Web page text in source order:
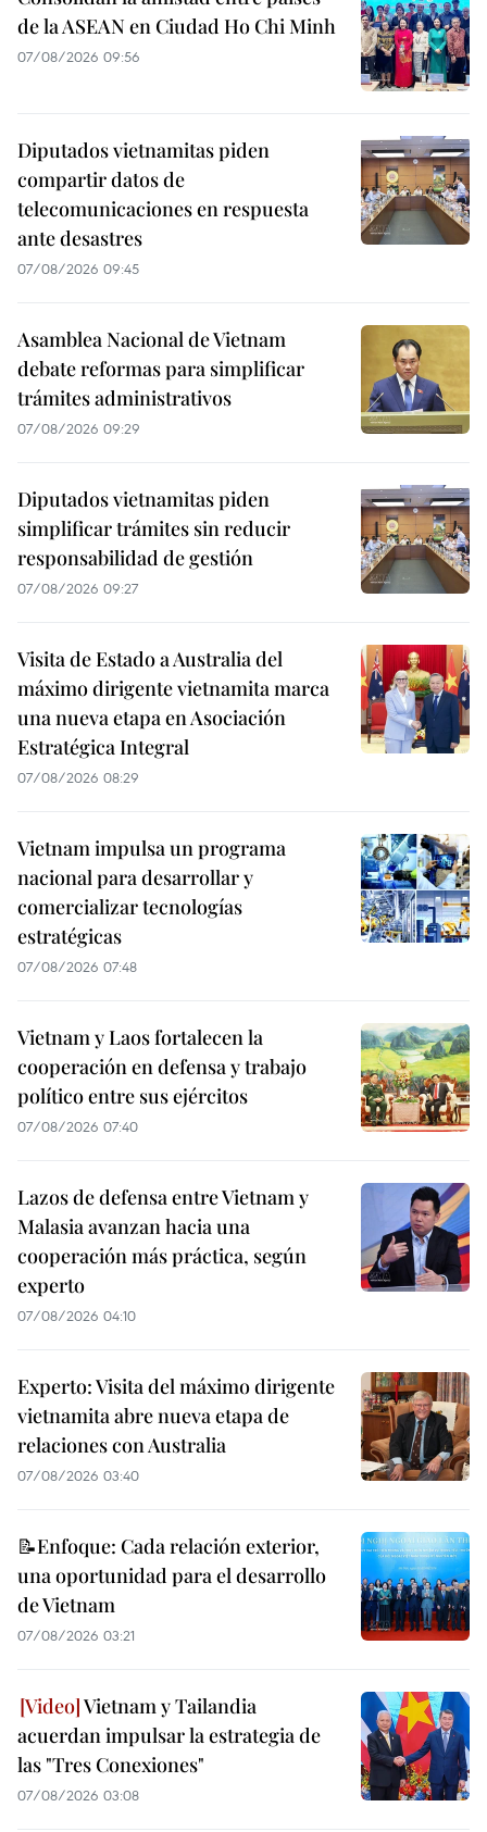
de la ASEAN en Ciudad Ho Chi Minh
07/08/2026 09:56
Diputados vietnamitas piden
compartir datos de
telecomunicaciones en respuesta
ante desastres
07/08/2026 09:45
Asamblea Nacional de Vietnam
debate reformas para simplificar
trámites administrativos
07/08/2026 09:29
Diputados vietnamitas piden
simplificar trámites sin reducir
responsabilidad de gestión
07/08/2026 09:27
Visita de Estado a Australia del
máximo dirigente vietnamita marca
una nueva etapa en Asociación
Estratégica Integral
07/08/2026 08:29
Vietnam impulsa un programa
nacional para desarrollar y
comercializar tecnologías
estratégicas
07/08/2026 07:48
Vietnam y Laos fortalecen la
cooperación en defensa y trabajo
político entre sus ejércitos
07/08/2026 07:40
Lazos de defensa entre Vietnam y
Malasia avanzan hacia una
cooperación más práctica, según
experto
07/08/2026 04:10
Experto: Visita del máximo dirigente
vietnamita abre nueva etapa de
relaciones con Australia
07/08/2026 03:40
📝Enfoque: Cada relación exterior,
una oportunidad para el desarrollo
de Vietnam
07/08/2026 03:21
Vietnam y Tailandia
acuerdan impulsar la estrategia de
las "Tres Conexiones"
07/08/2026 03:08